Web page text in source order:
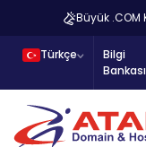
Büyük
Türkçe
Bilgi
Bankası